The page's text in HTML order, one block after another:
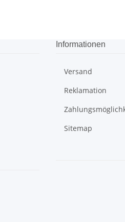
Informationen
Versand
Reklamation
Sitemap